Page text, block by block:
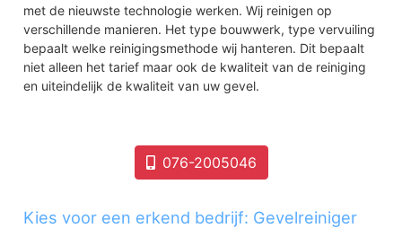
met de nieuwste technologie werken. Wij reinigen op
verschillende manieren. Het type bouwwerk, type vervuiling
bepaalt welke reinigingsmethode wij hanteren. Dit bepaalt
niet alleen het tarief maar ook de kwaliteit van de reiniging
en uiteindelijk de kwaliteit van uw gevel.
076-2005046
Kies voor een erkend bedrijf: Gevelreiniger